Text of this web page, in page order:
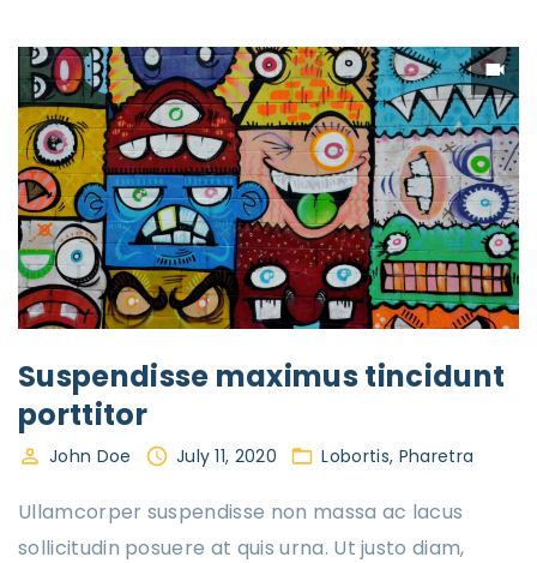
Suspendisse maximus tincidunt
porttitor
John Doe July 11, 2020 Lobortis Pharetra
Ullamcorper suspendisse non massa ac lacus
sollicitudin posuere at quis urna. Ut justo diam,